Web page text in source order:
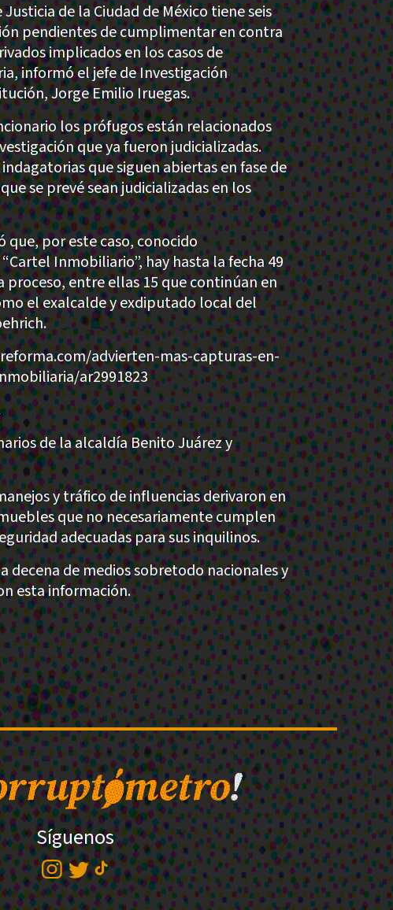
de la Ciudad de México tiene seis
pendientes de cumplimentar en contra
implicados en los casos de
informó el jefe de Investigación
Jorge Emilio Iruegas.
los prófugos están relacionados
que ya fueron judicializadas.
que siguen abiertas en fase de
se prevé sean judicializadas en los
que, por este caso, conocido
Inmobiliario”, hay hasta la fecha 49
proceso, entre ellas 15 que continúan en
el exalcalde y exdiputado local del
advierten-mas-capturas-en-
ar2991823
de la alcaldía Benito Juárez y
y tráfico de influencias derivaron en
que no necesariamente cumplen
adecuadas para sus inquilinos.
decena de medios sobretodo nacionales y
esta información.
Síguenos